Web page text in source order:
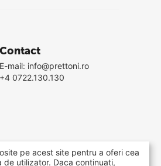
Contact
E-mail: info@prettoni.ro
+4 0722.130.130
pe acest site pentru a oferi cea
de utilizator. Daca continuati,